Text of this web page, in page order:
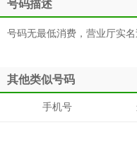
号码描述
号码无最低消费，营业厅实
其他类似号码
手机号